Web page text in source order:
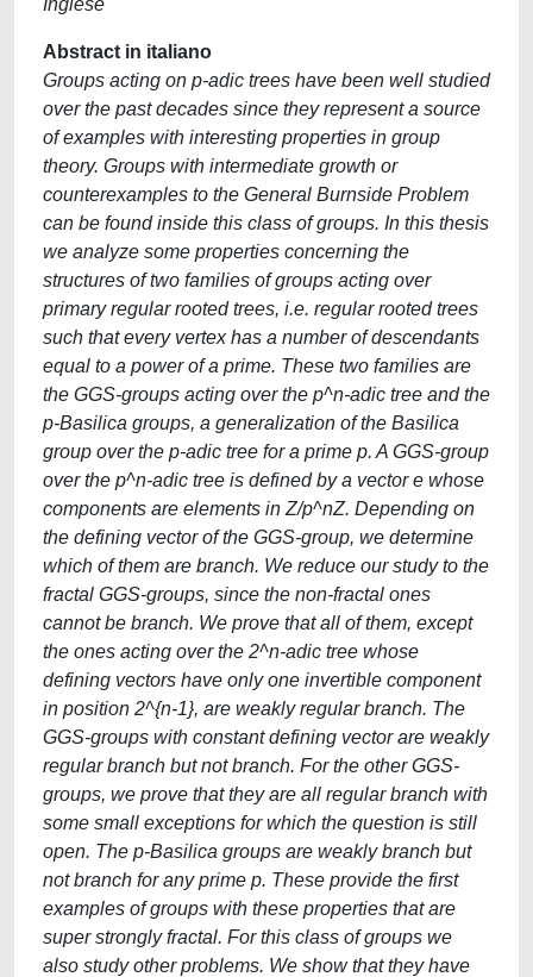
Inglese
Abstract in italiano
Groups acting on p-adic trees have been well studied
over the past decades since they represent a source
of examples with interesting properties in group
theory. Groups with intermediate growth or
counterexamples to the General Burnside Problem
can be found inside this class of groups. In this thesis
we analyze some properties concerning the
structures of two families of groups acting over
primary regular rooted trees, i.e. regular rooted trees
such that every vertex has a number of descendants
equal to a power of a prime. These two families are
the GGS-groups acting over the p^n-adic tree and the
p-Basilica groups, a generalization of the Basilica
group over the p-adic tree for a prime p. A GGS-group
over the p^n-adic tree is defined by a vector e whose
components are elements in Z/p^nZ. Depending on
the defining vector of the GGS-group, we determine
which of them are branch. We reduce our study to the
fractal GGS-groups, since the non-fractal ones
cannot be branch. We prove that all of them, except
the ones acting over the 2^n-adic tree whose
defining vectors have only one invertible component
in position 2^{n-1}, are weakly regular branch. The
GGS-groups with constant defining vector are weakly
regular branch but not branch. For the other GGS-
groups, we prove that they are all regular branch with
some small exceptions for which the question is still
open. The p-Basilica groups are weakly branch but
not branch for any prime p. These provide the first
examples of groups with these properties that are
super strongly fractal. For this class of groups we
also study other problems. We show that they have